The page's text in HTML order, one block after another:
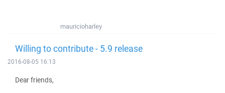
mauricioharley
Willing to contribute - 5.9 release
2016-08-05 16:13
Dear friends,